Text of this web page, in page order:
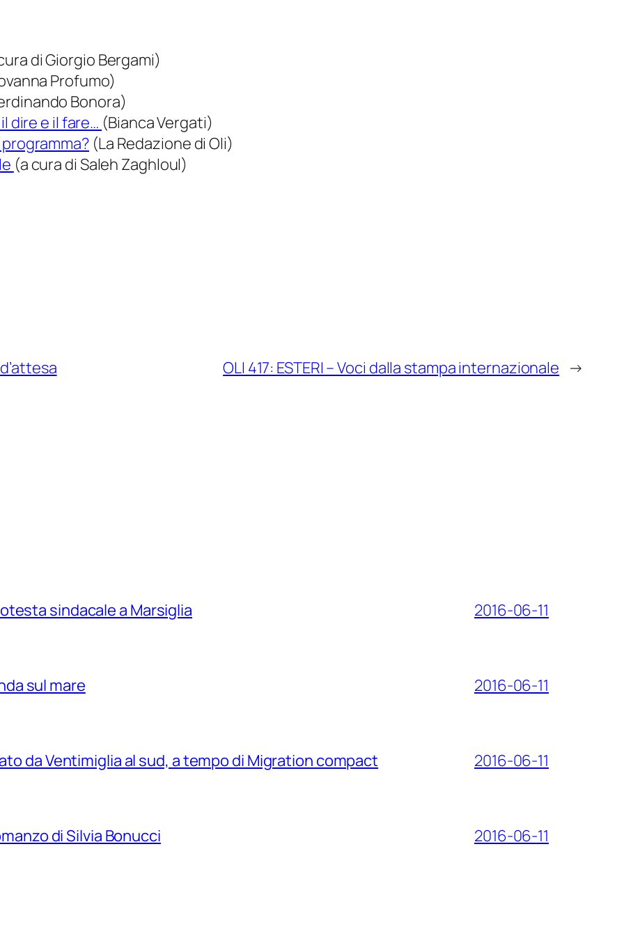
di Giorgio Bergami)
Profumo)
Bonora)
dire e il fare… (Bianca Vergati)
programma? (La Redazione di Oli)
(a cura di Saleh Zaghloul)
OLI 417: ESTERI – Voci dalla stampa internazionale →
sindacale a Marsiglia 2016-06-11
sul mare 2016-06-11
da Ventimiglia al sud, a tempo di Migration compact 2016-06-11
di Silvia Bonucci 2016-06-11